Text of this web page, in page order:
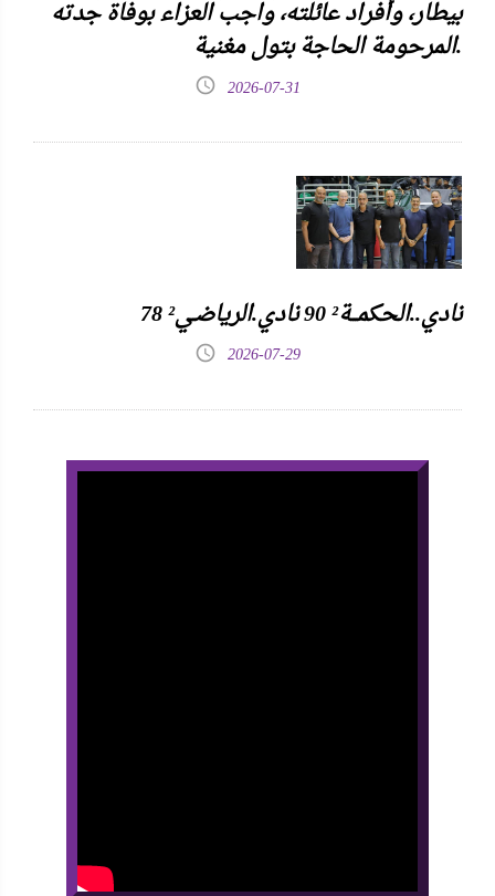
بيطار، وأفراد عائلته، واجب العزاء بوفاة جدته
المرحومة الحاجة بتول مغنية.
2026-07-31
نادي..الحكمـــة² 90 نادي.الرياضـي² 78
2026-07-29